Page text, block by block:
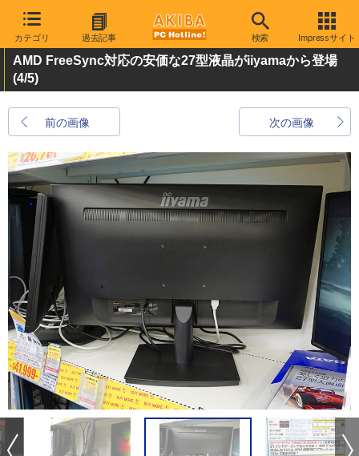
カテゴリ 過去記事 検索 Impressサイト
AMD FreeSync対応の安価な27型液晶がiiyamaから登場
(4/5)
前の画像 次の画像